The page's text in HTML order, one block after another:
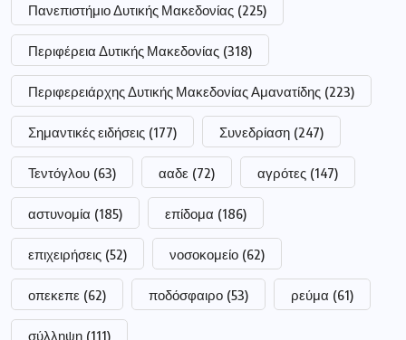
Πανεπιστήμιο Δυτικής Μακεδονίας (225)
Περιφέρεια Δυτικής Μακεδονίας (318)
Περιφερειάρχης Δυτικής Μακεδονίας Αμανατίδης (223)
Σημαντικές ειδήσεις (177) Συνεδρίαση (247)
Τεντόγλου (63) ααδε (72) αγρότες (147)
αστυνομία (185) επίδομα (186)
επιχειρήσεις (52) νοσοκομείο (62)
οπεκεπε (62) ποδόσφαιρο (53) ρεύμα (61)
σύλληψη (111)